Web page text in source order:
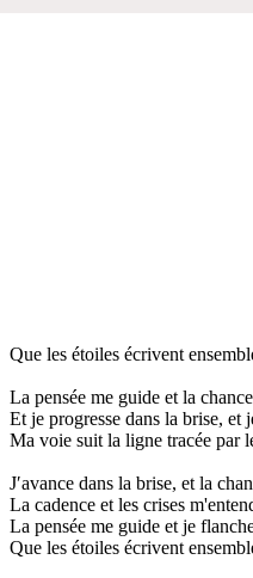
Que les étoiles écrivent
La pensée me guide et la
Et je progresse dans la brise, et
Ma voie suit la ligne tracée par
J′avance dans la brise, et la
La cadence et les crises
La pensée me guide et je
Que les étoiles écrivent